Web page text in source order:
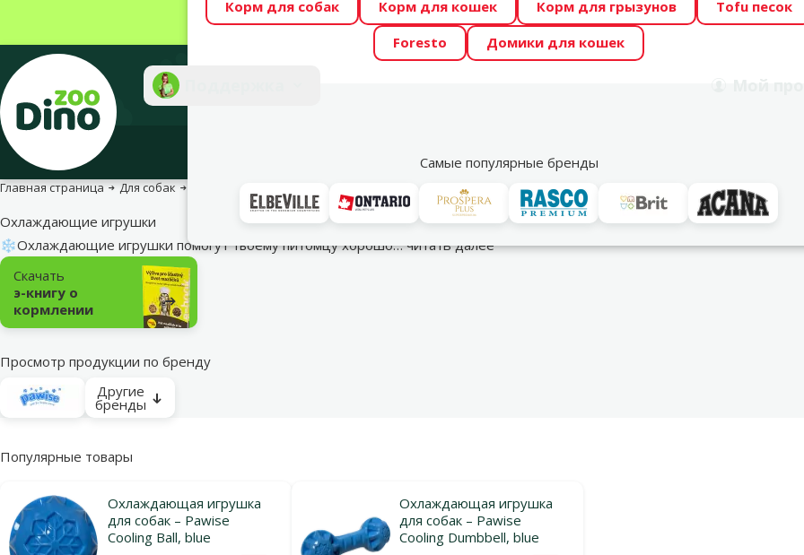
Весь месяц Dino Zoo предлагает отличные цены на ТОП-овые корма! 🍖
Фотоконкурс “GADA ŪSAIŅI”! Возможно Твой питомец станет звездой
Корм для собак Корм для кошек Корм для грызунов
Tofu песок
Foresto
Домики для кошек
Самые популярные бренды
Акции
Главная страница Для собак Охлаждающие игрушки для собак
Охлаждающие игрушки
❄️Охлаждающие игрушки помогут твоему питомцу хорошо…читать далее
Подкатегория
Скачать
э-книгу о
кормлении
Просмотр продукции по бренду
Другие
бренды
Популярные товары
Охлаждающая игрушка
для собак – Pawise
Cooling Ball, blue
Охлаждающая игрушка
для собак – Pawise
Cooling Dumbbell, blue